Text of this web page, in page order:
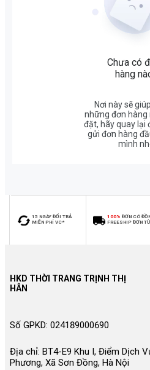
Chưa có
hàng
Nơi này sẽ
những đơn hàng
đặt, hãy quay lại
gửi đơn hàng
mình
15 NGÀY ĐỔI TRẢ
MIỄN PHÍ VC*
100% ĐƠN CÓ
FREESHIP ĐƠN
HKD THỜI TRANG TRỊNH THỊ
HÂN
Số GPKD: 024189000690
Địa chỉ: BT4-E9 Khu I, Điểm Dịch
Phương, Xã Sơn Đồng, Hà Nội